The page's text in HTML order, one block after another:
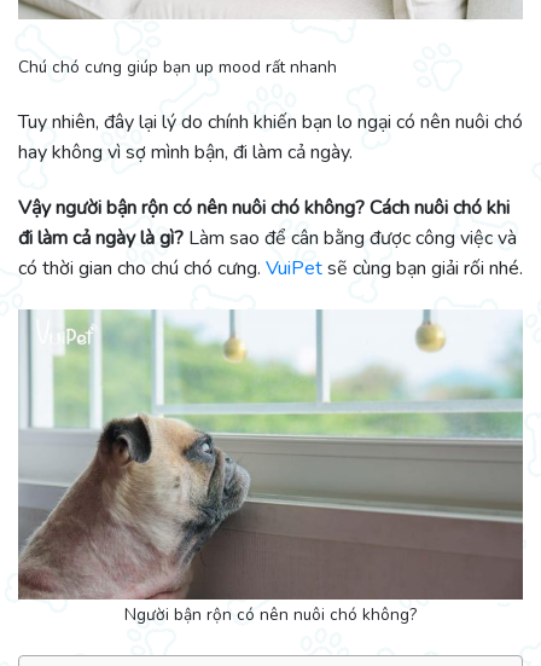
Chú chó cưng giúp bạn up mood rất nhanh
Tuy nhiên, đây lại lý do chính khiến bạn lo ngại có nên nuôi chó
hay không vì sợ mình bận, đi làm cả ngày.
Vậy người bận rộn có nên nuôi chó không? Cách nuôi chó khi
đi làm cả ngày là gì? Làm sao để cân bằng được công việc và
có thời gian cho chú chó cưng. VuiPetsẽ cùng bạn giải rối nhé.
Người bận rộn có nên nuôi chó không?